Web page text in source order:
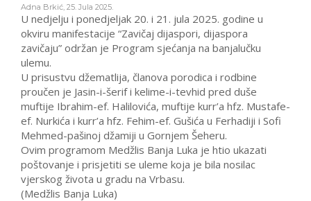
Adna Brkić, 25. Jula 2025.
U nedjelju i ponedjeljak 20. i 21. jula 2025. godine u
okviru manifestacije “Zavičaj dijaspori, dijaspora
zavičaju” održan je Program sjećanja na banjalučku
ulemu.
U prisustvu džematlija, članova porodica i rodbine
proučen je Jasin-i-šerif i kelime-i-tevhid pred duše
muftije Ibrahim-ef. Halilovića, muftije kurr’a hfz. Mustafe-
ef. Nurkića i kurr’a hfz. Fehim-ef. Gušića u Ferhadiji i Sofi
Mehmed-pašinoj džamiji u Gornjem Šeheru.
Ovim programom Medžlis Banja Luka je htio ukazati
poštovanje i prisjetiti se uleme koja je bila nosilac
vjerskog života u gradu na Vrbasu.
(Medžlis Banja Luka)